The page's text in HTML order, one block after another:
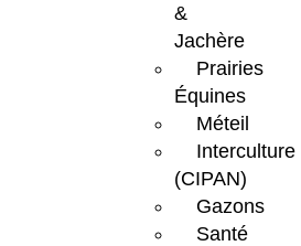
&
Jachère
Prairies
Équines
Méteil
Interculture
(CIPAN)
Gazons
Santé